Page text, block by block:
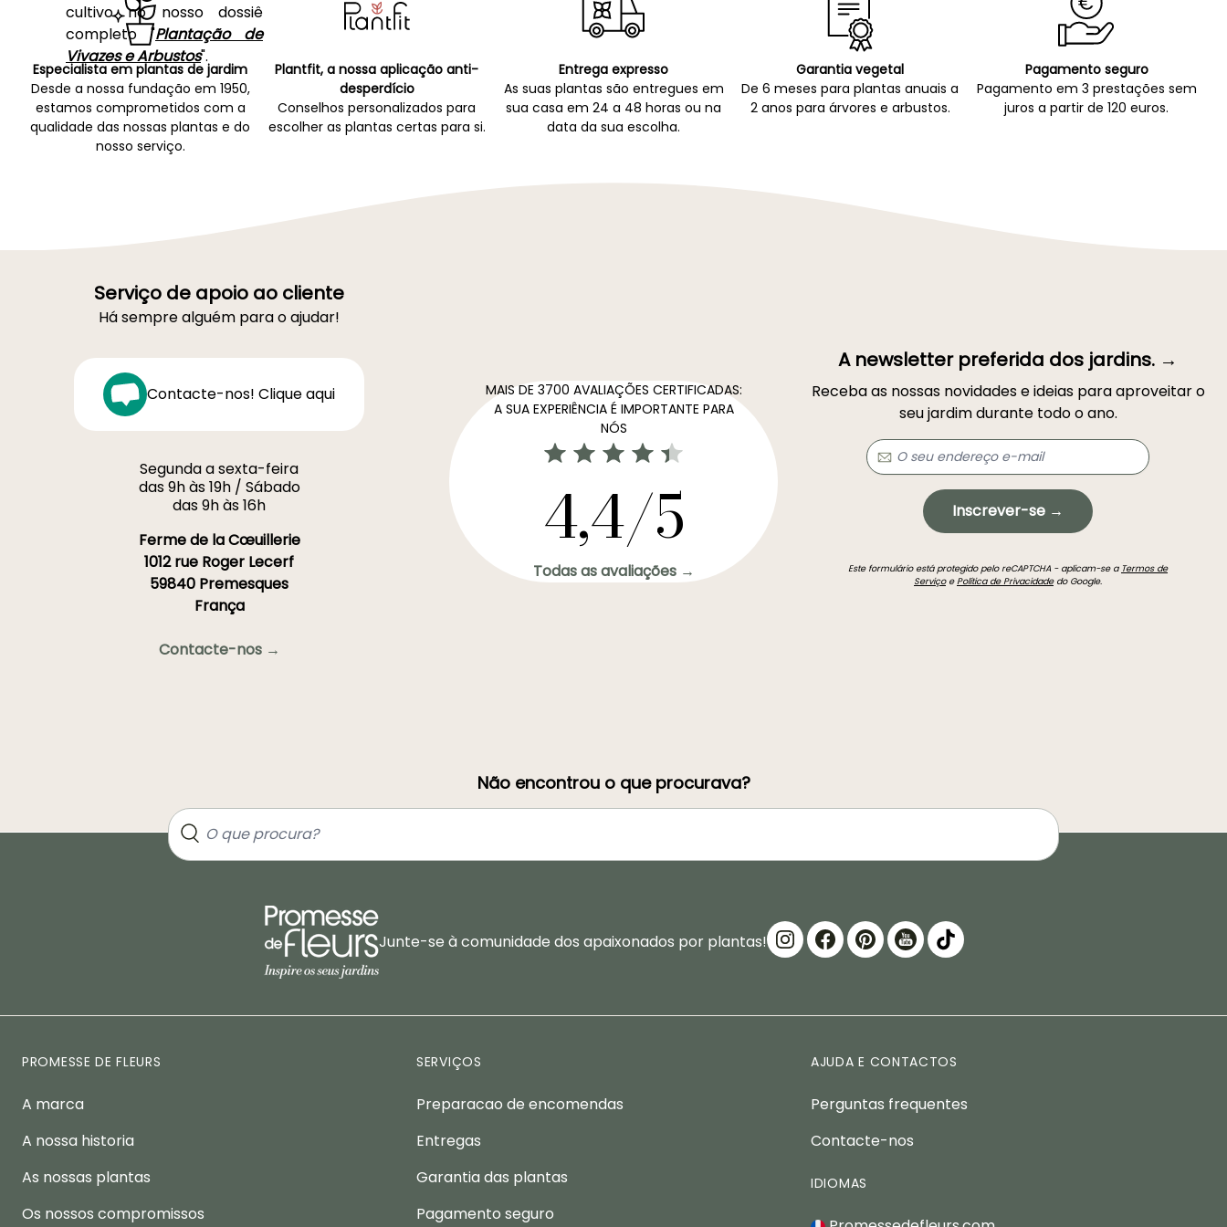
cultivo no nosso dossiê
completo "Plantação de
Vivazes e Arbustos".
Especialista em plantas de jardim
Desde a nossa fundação em 1950,
estamos comprometidos com a
qualidade das nossas plantas e do
nosso serviço.
Plantfit, a nossa aplicação anti-
desperdício
Conselhos personalizados para
escolher as plantas certas para si.
Entrega expresso
As suas plantas são entregues em
sua casa em 24 a 48 horas ou na
data da sua escolha.
Garantia vegetal
De 6 meses para plantas anuais a
2 anos para árvores e arbustos.
Pagamento seguro
Pagamento em 3 prestações sem
juros a partir de 120 euros.
Serviço de apoio ao cliente
Há sempre alguém para o ajudar!
Contacte-nos! Clique aqui
Segunda a sexta-feira
das 9h às 19h / Sábado
das 9h às 16h
Ferme de la Cœuillerie
1012 rue Roger Lecerf
59840 Premesques
França
Contacte-nos →
MAIS DE 3700 AVALIAÇÕES CERTIFICADAS:
A SUA EXPERIÊNCIA É IMPORTANTE PARA
NÓS
4,4/5
Todas as avaliações →
A newsletter preferida dos jardins. →
Receba as nossas novidades e ideias para aproveitar o
seu jardim durante todo o ano.
Inscrever-se →
Este formulário está protegido pelo reCAPTCHA - aplicam-se a Termos de
ServiçoePolítica de Privacidadedo Google.
Não encontrou o que procurava?
Junte-se à comunidade dos apaixonados por plantas!
PROMESSE DE FLEURS
A marca
A nossa historia
As nossas plantas
Os nossos compromissos
SERVIÇOS
Preparacao de encomendas
Entregas
Garantia das plantas
Pagamento seguro
AJUDA E CONTACTOS
Perguntas frequentes
Contacte-nos
IDIOMAS